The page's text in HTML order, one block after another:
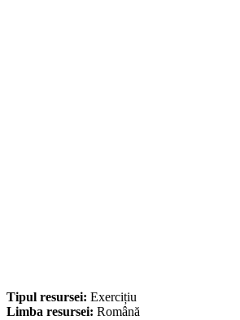
Tipul resursei: Exercițiu
Limba resursei: Română